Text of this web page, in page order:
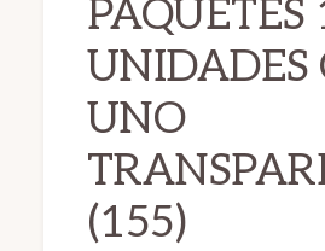
PAQUETES
UNIDADES
UNO
(155)